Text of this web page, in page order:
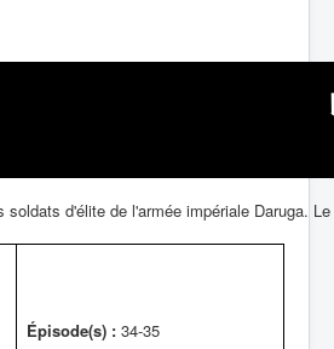
soldats d'élite de l'armée impériale Daruga.
Épisode(s) : 34-35